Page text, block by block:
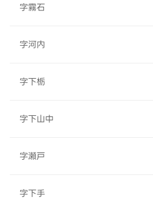
字霧石
字河内
字下栃
字下山中
字瀬戸
字下手